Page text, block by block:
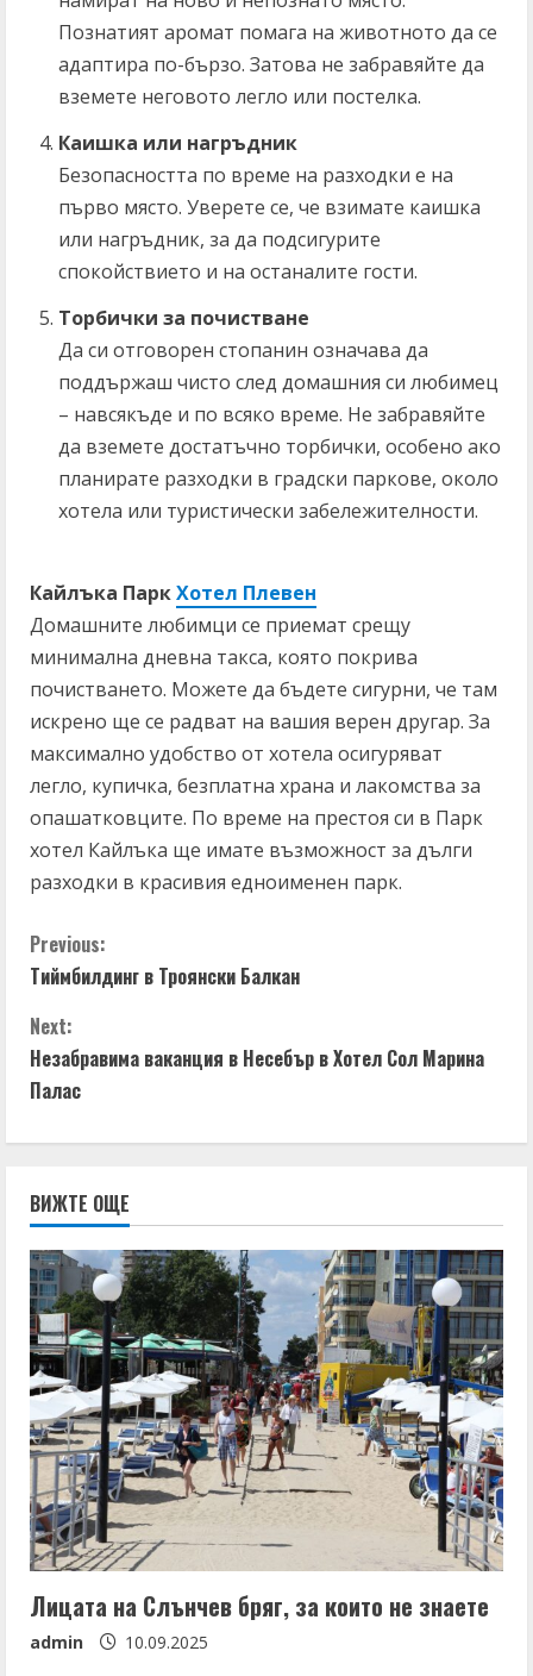
Познатият аромат помага на животното да се
адаптира по-бързо. Затова не забравяйте да
вземете неговото легло или постелка.
Каишка или нагръдник
Безопасността по време на разходки е на
първо място. Уверете се, че взимате каишка
или нагръдник, за да подсигурите
спокойствието и на останалите гости.
Торбички за почистване
Да си отговорен стопанин означава да
поддържаш чисто след домашния си любимец
– навсякъде и по всяко време. Не забравяйте
да вземете достатъчно торбички, особено ако
планирате разходки в градски паркове, около
хотела или туристически забележителности.
Кайлъка ПаркХотел Плевен
Домашните любимци се приемат срещу
минимална дневна такса, която покрива
почистването. Можете да бъдете сигурни, че там
искрено ще се радват на вашия верен другар. За
максимално удобство от хотела осигуряват
легло, купичка, безплатна храна и лакомства за
опашатковците. По време на престоя си в Парк
хотел Кайлъка ще имате възможност за дълги
разходки в красивия едноименен парк.
Previous:
Тиймбилдинг в Троянски Балкан
Next:
Незабравима ваканция в Несебър в Хотел Сол Марина
Палас
ВИЖТЕ ОЩЕ
Лицата на Слънчев бряг, за които не знаете
admin 10.09.2025